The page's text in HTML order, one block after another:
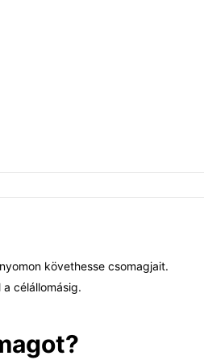
követhesse csomagjait.
célállomásig.